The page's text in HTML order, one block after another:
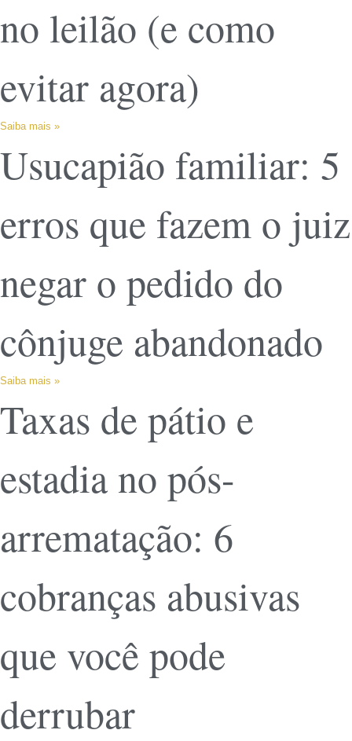
no leilão (e como
evitar agora)
Saiba mais »
Usucapião familiar: 5
erros que fazem o juiz
negar o pedido do
cônjuge abandonado
Saiba mais »
Taxas de pátio e
estadia no pós-
arrematação: 6
cobranças abusivas
que você pode
derrubar